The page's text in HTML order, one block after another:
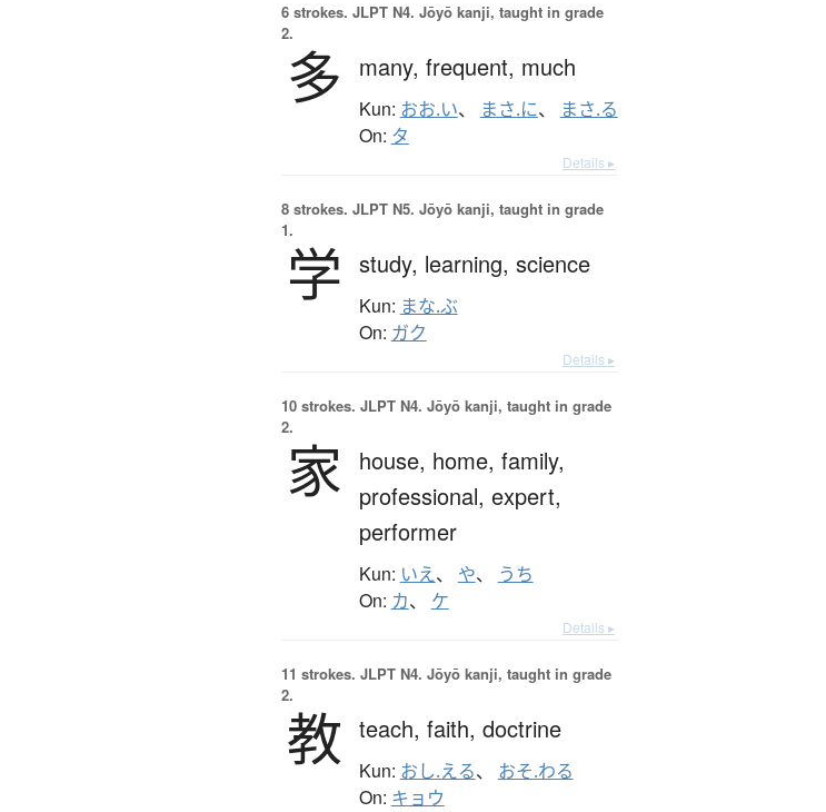
6 strokes. JLPT N4. Jōyō kanji, taught in grade
2.
多 many, frequent, much
Kun: おお.い、 まさ.に、 まさ.る
On: タ
Details ▸
8 strokes. JLPT N5. Jōyō kanji, taught in grade
1.
学 study, learning, science
Kun: まな.ぶ
On: ガク
Details ▸
10 strokes. JLPT N4. Jōyō kanji, taught in grade
2.
家 house, home, family,
professional, expert,
performer
Kun: いえ、 や、 うち
On: カ、 ケ
Details ▸
11 strokes. JLPT N4. Jōyō kanji, taught in grade
2.
教 teach, faith, doctrine
Kun: おし.える、 おそ.わる
On: キョウ